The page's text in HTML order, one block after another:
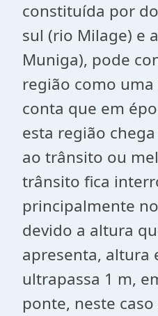
constituída por
sul (rio Milage) e
Muniga), pode
região como
conta que em
esta região
ao trânsito ou
trânsito fica
principalmente
devido a altura
apresenta, altura
ultrapassa 1 m,
ponte, neste